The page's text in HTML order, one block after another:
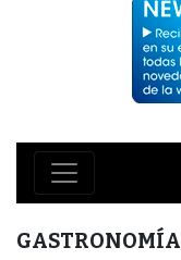
GASTRONOMÍA